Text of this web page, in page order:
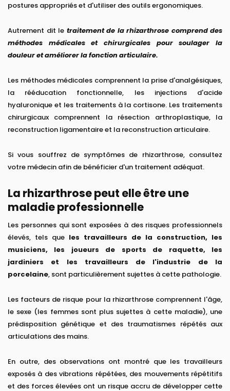
postures appropriés et d'utiliser des outils ergonomiques.
Autrement dit le traitement de la rhizarthrose comprend des
méthodes médicales et chirurgicales pour soulager la
douleur et améliorer la fonction articulaire.
Les méthodes médicales comprennent la prise d'analgésiques,
la rééducation fonctionnelle, les injections d'acide
hyaluronique et les traitements à la cortisone. Les traitements
chirurgicaux comprennent la résection arthroplastique, la
reconstruction ligamentaire et la reconstruction articulaire.
Si vous souffrez de symptômes de rhizarthrose, consultez
votre médecin afin de bénéficier d'un traitement adéquat.
La rhizarthrose peut elle être une
maladie professionnelle
Les personnes qui sont exposées à des risques professionnels
élevés, tels que les travailleurs de la construction, les
musiciens, les joueurs de sports de raquette, les
jardiniers et les travailleurs de l'industrie de la
porcelaine, sont particulièrement sujettes à cette pathologie.
Les facteurs de risque pour la rhizarthrose comprennent l'âge,
le sexe (les femmes sont plus sujettes à cette maladie), une
prédisposition génétique et des traumatismes répétés aux
articulations des mains.
En outre, des observations ont montré que les travailleurs
exposés à des vibrations répétées, des mouvements répétitifs
et des forces élevées ont un risque accru de développer cette